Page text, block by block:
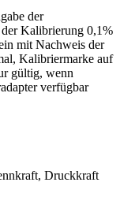
der
Kalibrierung 0,1%
mit Nachweis der
Kalibriermarke auf
gültig, wenn
verfügbar